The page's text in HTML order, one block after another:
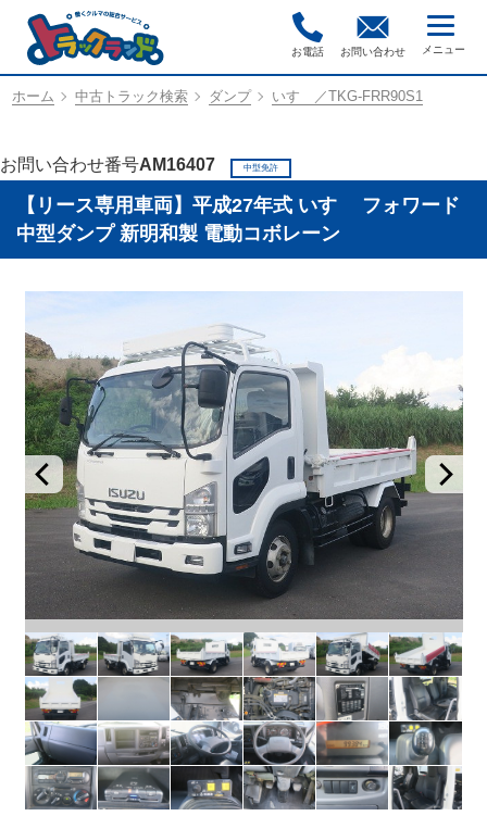
お電話 お問い合わせ
ホーム 中古トラック検索 ダンプ いすゞ／TKG-FRR90S1
お問い合わせ番号AM16407 中型免許
【リース専用車両】平成27年式 いすゞ フォワード
中型ダンプ 新明和製 電動コボレーン